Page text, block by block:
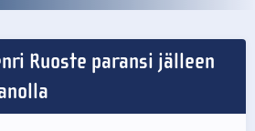
Ruoste paransi jälleen